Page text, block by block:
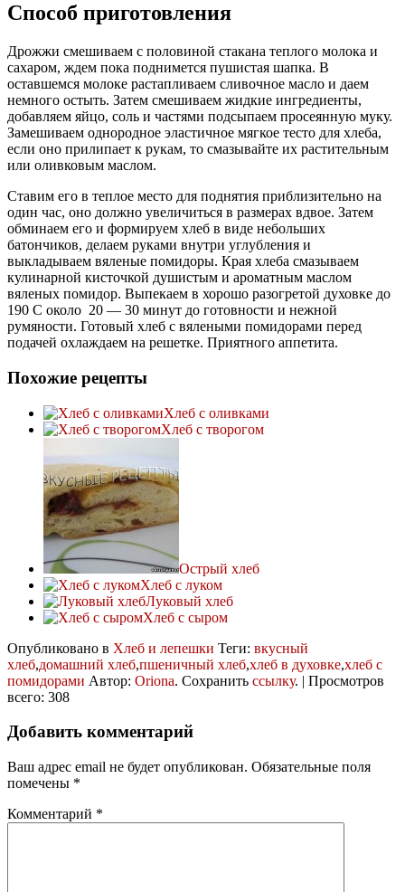
Способ приготовления
Дрожжи смешиваем с половиной стакана теплого молока и
сахаром, ждем пока поднимется пушистая шапка. В
оставшемся молоке растапливаем сливочное масло и даем
немного остыть. Затем смешиваем жидкие ингредиенты,
добавляем яйцо, соль и частями подсыпаем просеянную муку.
Замешиваем однородное эластичное мягкое тесто для хлеба,
если оно прилипает к рукам, то смазывайте их растительным
или оливковым маслом.
Ставим его в теплое место для поднятия приблизительно на
один час, оно должно увеличиться в размерах вдвое. Затем
обминаем его и формируем хлеб в виде небольших
батончиков, делаем руками внутри углубления и
выкладываем вяленые помидоры. Края хлеба смазываем
кулинарной кисточкой душистым и ароматным маслом
вяленых помидор. Выпекаем в хорошо разогретой духовке до
190 С около 20 — 30 минут до готовности и нежной
румяности. Готовый хлеб с вялеными помидорами перед
подачей охлаждаем на решетке. Приятного аппетита.
Похожие рецепты
Хлеб с оливками
Хлеб с творогом
Острый хлеб
Хлеб с луком
Луковый хлеб
Хлеб с сыром
Опубликовано в Хлеб и лепешки Теги: вкусный
хлеб,домашний хлеб,пшеничный хлеб,хлеб в духовке,хлеб с
помидорами Автор: Oriona. Сохранить ссылку. | Просмотров
всего: 308
Добавить комментарий
Ваш адрес email не будет опубликован. Обязательные поля
помечены *
Комментарий *